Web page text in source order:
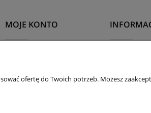
MOJE KONTO
Przechowalnia
Karta
ofertę do Twoich potrzeb. Możesz